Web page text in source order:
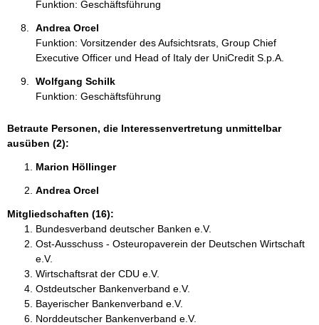
Funktion: Geschäftsführung
Andrea Orcel
Funktion: Vorsitzender des Aufsichtsrats, Group Chief
Executive Officer und Head of Italy der UniCredit S.p.A.
Wolfgang Schilk
Funktion: Geschäftsführung
Betraute Personen, die Interessenvertretung unmittelbar
ausüben (2):
Marion Höllinger
Andrea Orcel
Mitgliedschaften (16):
Bundesverband deutscher Banken e.V.
Ost-Ausschuss - Osteuropaverein der Deutschen Wirtschaft
e.V.
Wirtschaftsrat der CDU e.V.
Ostdeutscher Bankenverband e.V.
Bayerischer Bankenverband e.V.
Norddeutscher Bankenverband e.V.